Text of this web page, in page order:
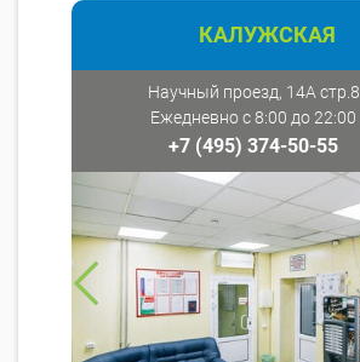
КАЛУЖСКАЯ
Научный проезд, 14А стр.8
Ежедневно с 8:00 до 22:00
+7 (495) 374-50-55